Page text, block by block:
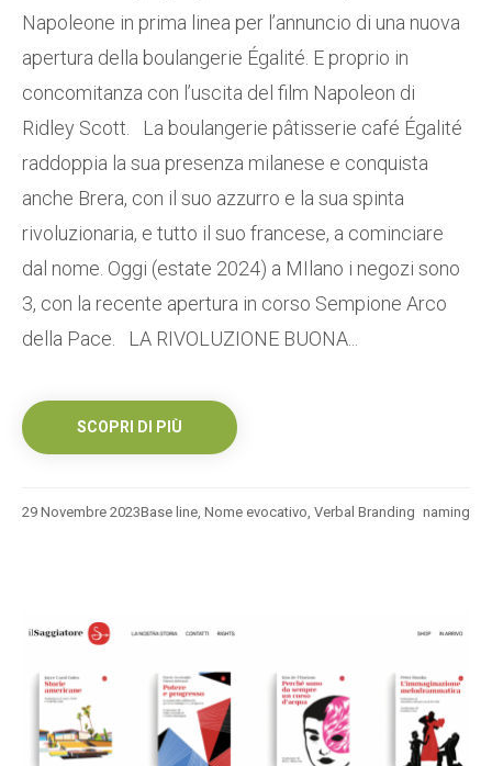
Napoleone in prima linea per l’annuncio di una nuova
apertura della boulangerie Égalité. E proprio in
concomitanza con l’uscita del film Napoleon di
Ridley Scott. La boulangerie pâtisserie café Égalité
raddoppia la sua presenza milanese e conquista
anche Brera, con il suo azzurro e la sua spinta
rivoluzionaria, e tutto il suo francese, a cominciare
dal nome. Oggi (estate 2024) a MIlano i negozi sono
3, con la recente apertura in corso Sempione Arco
della Pace. LA RIVOLUZIONE BUONA...
SCOPRI DI PIÙ
29 Novembre 2023 naming
Base line Nome evocativo Verbal Branding